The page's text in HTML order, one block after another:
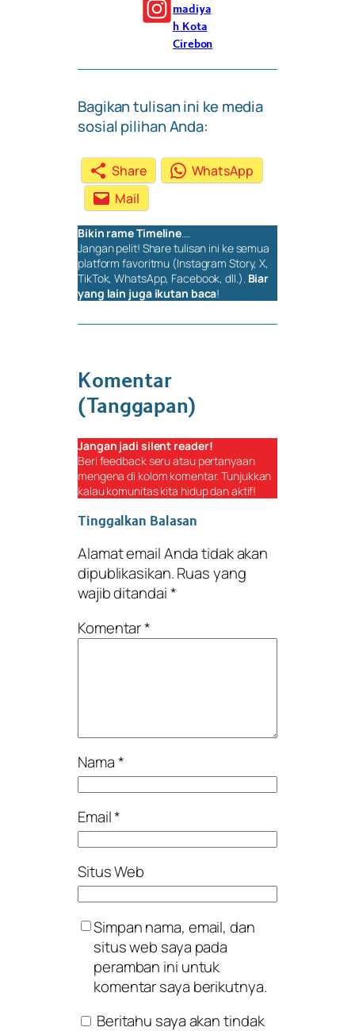
madiya
h Kota
Cirebon
Bagikan tulisan ini ke media
sosial pilihan Anda:
Share
WhatsApp
Mail
Bikin rameTimeline….
Jangan pelit! Sharetulisan ini ke semua
platform favoritmu (Instagram Story, X,
TikTok, WhatsApp, Facebook, dll.). Biar
yang lain juga ikutan baca!
Komentar
(Tanggapan)
Jangan jadi silent reader!
Beri feedbackseru atau pertanyaan
mengena di kolom komentar. Tunjukkan
kalau komunitas kita hidup dan aktif!
Tinggalkan Balasan
Alamat email Anda tidak akan
dipublikasikan.Ruas yang
wajib ditandai*
Komentar*
Nama*
Email*
Situs Web
Simpan nama, email, dan
situs web saya pada
peramban ini untuk
komentar saya berikutnya.
Beritahu saya akan tindak